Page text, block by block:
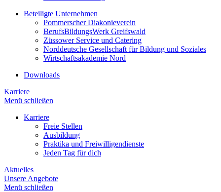
Beteiligte Unternehmen
Pommerscher Diakonieverein
BerufsBildungsWerk Greifswald
Züssower Service und Catering
Norddeutsche Gesellschaft für Bildung und Soziales
Wirtschaftsakademie Nord
Downloads
Karriere
Menü schließen
Karriere
Freie Stellen
Ausbildung
Praktika und Freiwilligendienste
Jeden Tag für dich
Aktuelles
Unsere Angebote
Menü schließen